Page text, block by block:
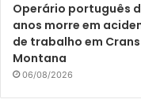
Operário português
anos morre em
de trabalho em Crans
Montana
06/08/2026